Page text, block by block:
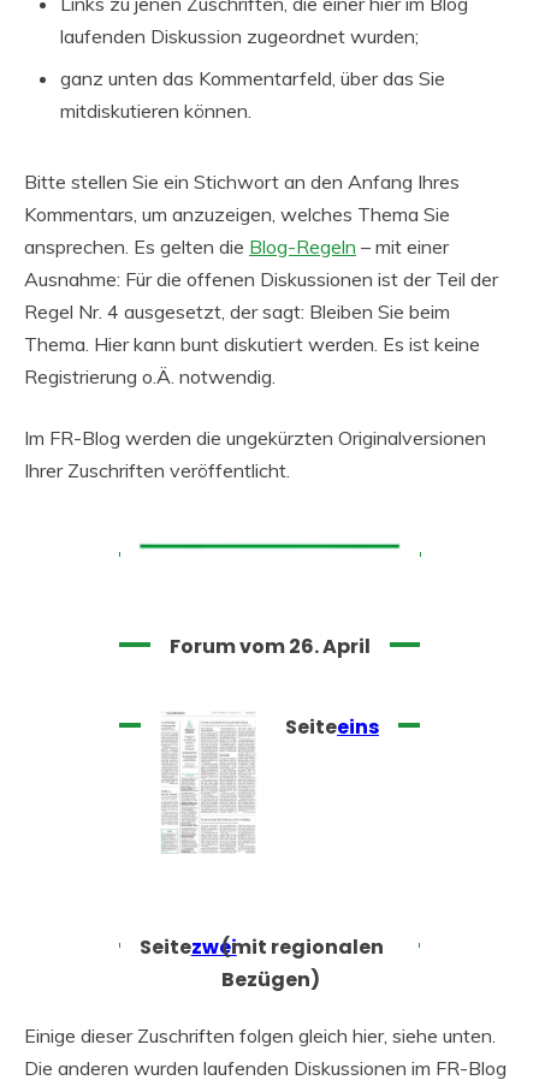
laufenden Diskussion zugeordnet wurden;
ganz unten das Kommentarfeld, über das Sie
mitdiskutieren können.
Bitte stellen Sie ein Stichwort an den Anfang Ihres
Kommentars, um anzuzeigen, welches Thema Sie
ansprechen. Es gelten die Blog-Regeln – mit einer
Ausnahme: Für die offenen Diskussionen ist der Teil der
Regel Nr. 4 ausgesetzt, der sagt: Bleiben Sie beim
Thema. Hier kann bunt diskutiert werden. Es ist keine
Registrierung o.Ä. notwendig.
Im FR-Blog werden die ungekürzten Originalversionen
Ihrer Zuschriften veröffentlicht.
Forum vom 26. April
Seiteeins
Seitezwei(mit regionalen
Bezügen)
Einige dieser Zuschriften folgen gleich hier, siehe unten.
Die anderen wurden laufenden Diskussionen im FR-Blog